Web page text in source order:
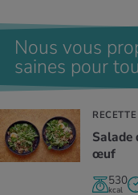
Nous vous
saines pour
RECETTE
Salade
œuf
530
kcal